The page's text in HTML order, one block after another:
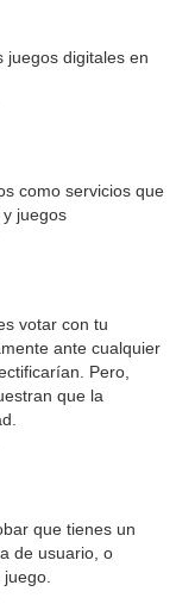
juegos digitales en
como servicios que
juegos
votar con tu
ante cualquier
Pero,
que la
que tienes un
de usuario, o